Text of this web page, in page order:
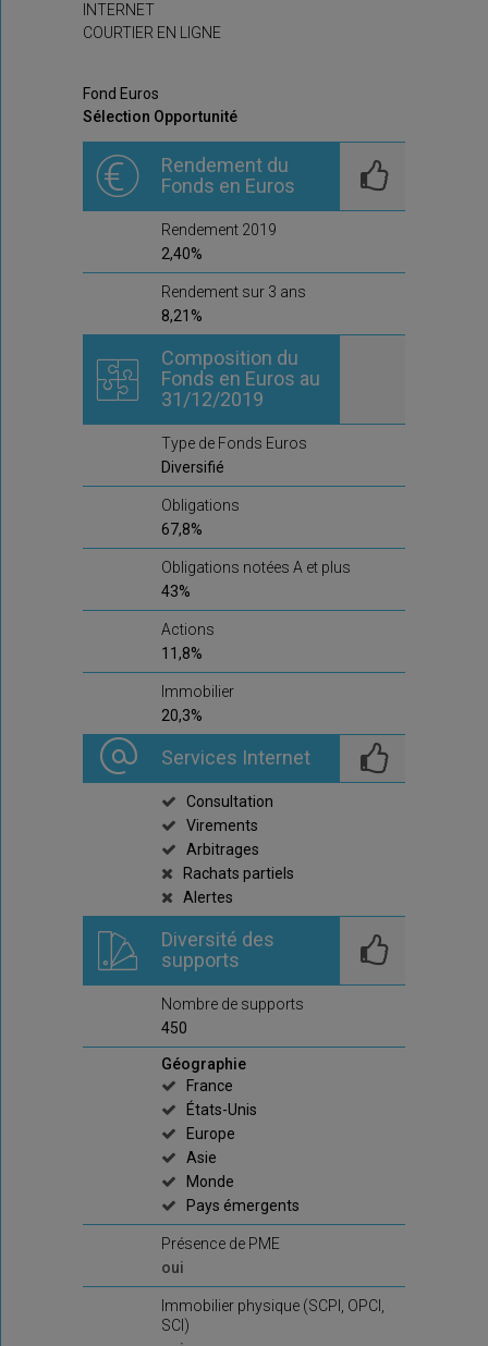
INTERNET
COURTIER EN LIGNE
Fond Euros
Sélection Opportunité
Rendement du
Fonds en Euros
Rendement 2019
2,40%
Rendement sur 3 ans
8,21%
Composition du
Fonds en Euros au
31/12/2019
Type de Fonds Euros
Diversifié
Obligations
67,8%
Obligations notées A et plus
43%
Actions
11,8%
Immobilier
20,3%
Services Internet
Consultation
Virements
Arbitrages
Rachats partiels
Alertes
Diversité des
supports
Nombre de supports
450
Géographie
France
États-Unis
Europe
Asie
Monde
Pays émergents
Présence de PME
oui
Immobilier physique (SCPI, OPCI,
SCI)